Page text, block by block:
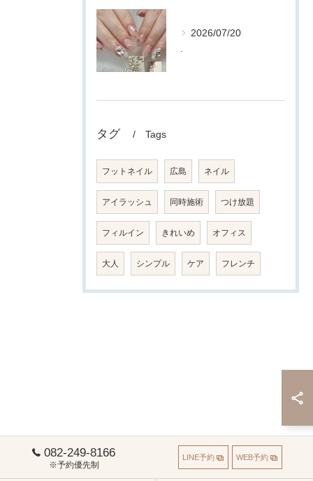
2026/07/20
タグ Tags
フットネイル 広島 ネイル
アイラッシュ 同時施術 つけ放題
フィルイン きれいめ オフィス
大人 シンプル ケア フレンチ
082-249-8166
※予約優先制
LINE予約 WEB予約